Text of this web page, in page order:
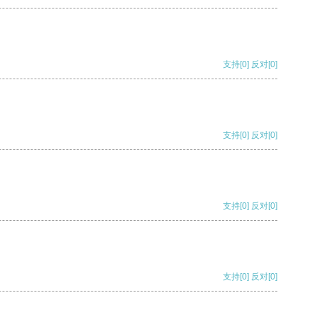
支持[0] 反对[0]
支持[0] 反对[0]
支持[0] 反对[0]
支持[0] 反对[0]